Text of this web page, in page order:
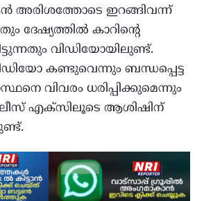
അരിശത്തോടെ ഇറങ്ങിവന്ന്
ദേഷ്യത്തിൽ കാറിന്റെ
വിഡിയോയിലുണ്ട്.
കണ്ടുവെന്നും ബന്ധപ്പെട്ട
വിവരം ധരിപ്പിക്കുമെന്നും
എക്സിലൂടെ ആശിഷിന്